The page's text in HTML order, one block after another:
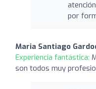
por
Maria Santiago
Experiencia fantástica:
son todos muy